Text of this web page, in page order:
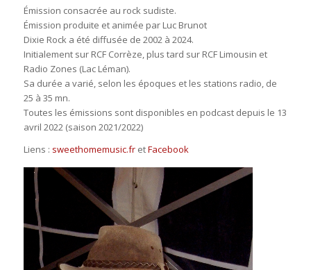
Émission consacrée au rock sudiste.
Émission produite et animée par Luc Brunot
Dixie Rock a été diffusée de 2002 à 2024.
Initialement sur RCF Corrèze, plus tard sur RCF Limousin et
Radio Zones (Lac Léman).
Sa durée a varié, selon les époques et les stations radio, de
25 à 35 mn.
Toutes les émissions sont disponibles en podcast depuis le 13
avril 2022 (saison 2021/2022)
Liens : sweethomemusic.fretFacebook